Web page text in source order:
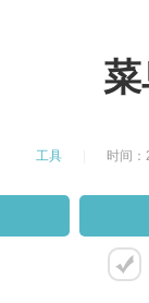
工具 时间